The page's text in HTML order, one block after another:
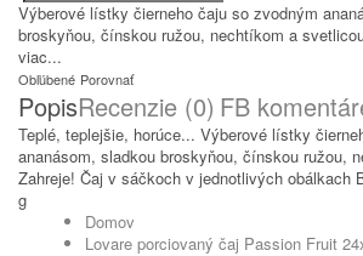
Výberové lístky čierneho čaju so zvodným
broskyňou, čínskou ružou, nechtíkom a
viac...
Obľúbené Porovnať
PopisRecenzie (0) FB
Teplé, teplejšie, horúce... Výberové lístky
ananásom, sladkou broskyňou, čínskou ružou,
Zahreje! Čaj v sáčkoch v jednotlivých obálkach
g
Domov
Lovare porciovaný čaj Passion Fruit